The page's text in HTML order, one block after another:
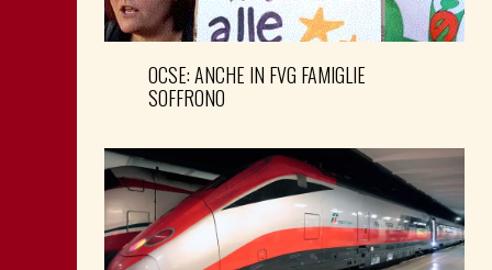
OCSE: ANCHE IN FVG FAMIGLIE
SOFFRONO